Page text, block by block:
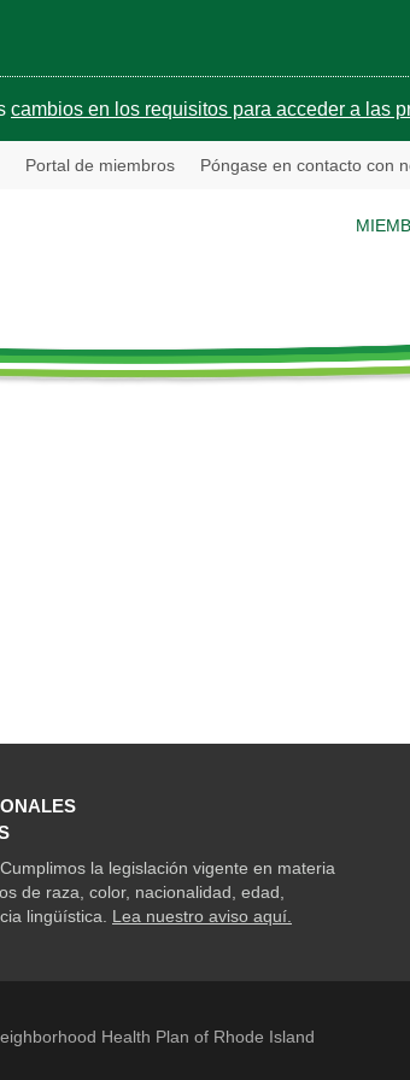
cambios en los requisitos para acceder a las
Portal de miembros Póngase en contacto con
Cumplimos la legislación vigente en materia
de raza, color, nacionalidad, edad,
lingüística. Lea nuestro aviso aquí.
Health Plan of Rhode Island